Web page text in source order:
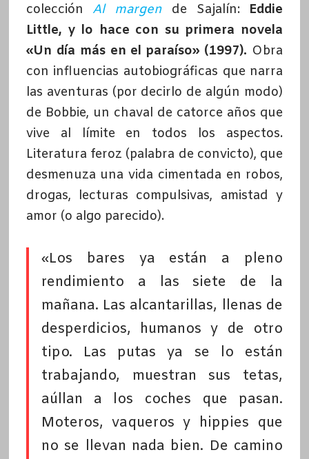
colección Al margen de Sajalín: Eddie
Little, y lo hace con su primera novela
«Un día más en el paraíso» (1997). Obra
con influencias autobiográficas que narra
las aventuras (por decirlo de algún modo)
de Bobbie, un chaval de catorce años que
vive al límite en todos los aspectos.
Literatura feroz (palabra de convicto), que
desmenuza una vida cimentada en robos,
drogas, lecturas compulsivas, amistad y
amor (o algo parecido).
«Los bares ya están a pleno
rendimiento a las siete de la
mañana. Las alcantarillas, llenas de
desperdicios, humanos y de otro
tipo. Las putas ya se lo están
trabajando, muestran sus tetas,
aúllan a los coches que pasan.
Moteros, vaqueros y hippies que
no se llevan nada bien. De camino